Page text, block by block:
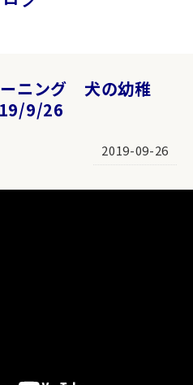
ニング 犬の幼稚
9/26
2019-09-26